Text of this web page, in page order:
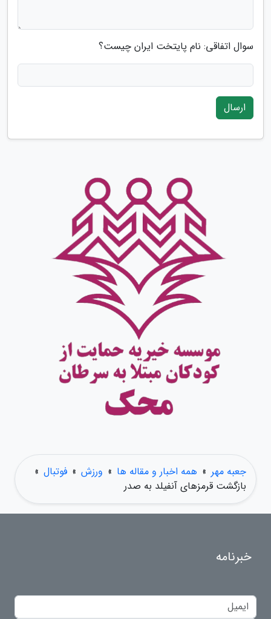
سوال اتفاقی: نام پایتخت ایران چیست؟
ارسال
جعبه مهر » همه اخبار و مقاله ها » ورزش » فوتبال »
بازگشت قرمزهای آنفیلد به صدر
خبرنامه